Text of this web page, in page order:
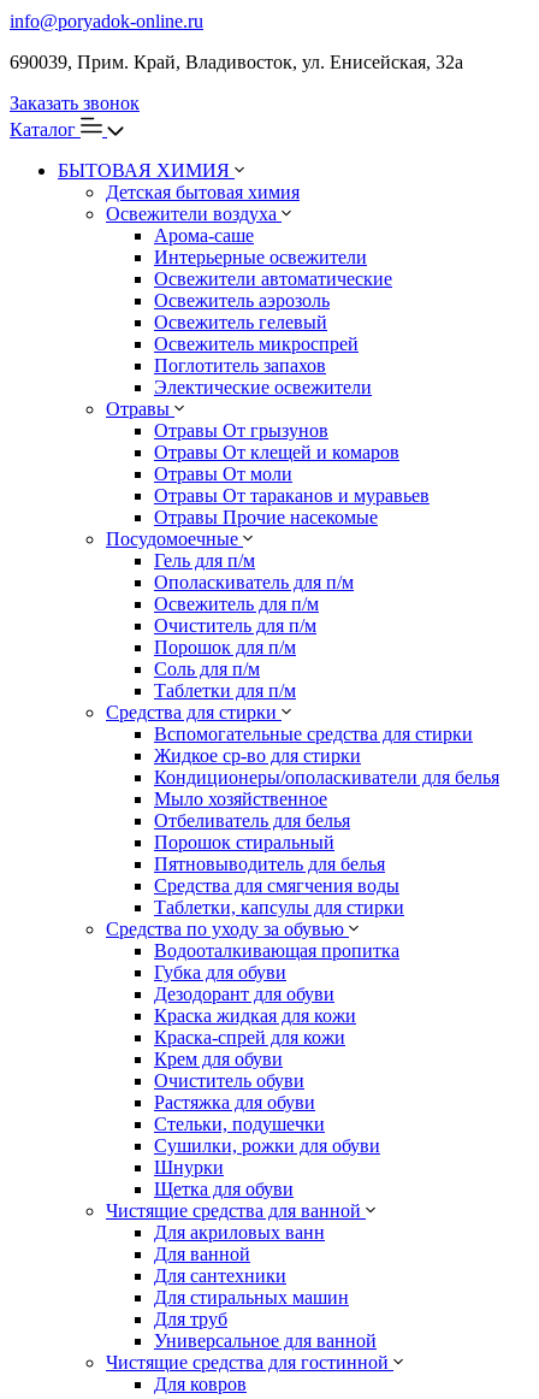
info@poryadok-online.ru
690039, Прим. Край, Владивосток, ул. Енисейская, 32а
Заказать звонок
Каталог
БЫТОВАЯ ХИМИЯ
Детская бытовая химия
Освежители воздуха
Арома-саше
Интерьерные освежители
Освежители автоматические
Освежитель аэрозоль
Освежитель гелевый
Освежитель микроспрей
Поглотитель запахов
Электические освежители
Отравы
Отравы От грызунов
Отравы От клещей и комаров
Отравы От моли
Отравы От тараканов и муравьев
Отравы Прочие насекомые
Посудомоечные
Гель для п/м
Ополаскиватель для п/м
Освежитель для п/м
Очиститель для п/м
Порошок для п/м
Соль для п/м
Таблетки для п/м
Средства для стирки
Вспомогательные средства для стирки
Жидкое ср-во для стирки
Кондиционеры/ополаскиватели для белья
Мыло хозяйственное
Отбеливатель для белья
Порошок стиральный
Пятновыводитель для белья
Средства для смягчения воды
Таблетки, капсулы для стирки
Средства по уходу за обувью
Водооталкивающая пропитка
Губка для обуви
Дезодорант для обуви
Краска жидкая для кожи
Краска-спрей для кожи
Крем для обуви
Очиститель обуви
Растяжка для обуви
Стельки, подушечки
Сушилки, рожки для обуви
Шнурки
Щетка для обуви
Чистящие средства для ванной
Для акриловых ванн
Для ванной
Для сантехники
Для стиральных машин
Для труб
Универсальное для ванной
Чистящие средства для гостинной
Для ковров